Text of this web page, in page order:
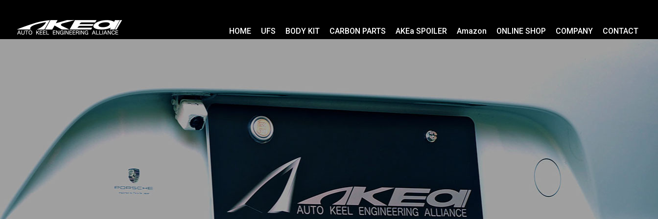
HOME UFS BODY KIT CARBON PARTS AKEa SPOILER Amazon ONLINE SHOP COMPANY CONTACT